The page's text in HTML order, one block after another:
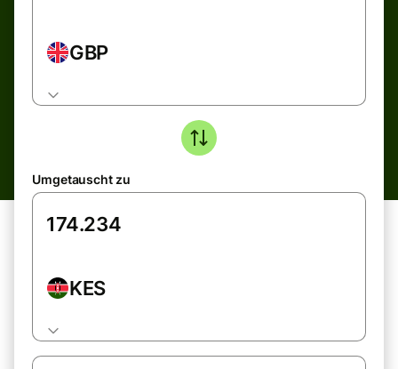
GBP
Umgetauscht zu
KES